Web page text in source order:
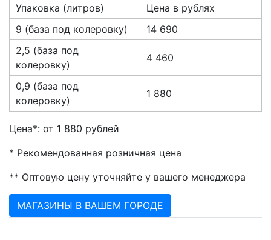
Упаковка (литров)
Цена в рублях
9 (база под колеровку)
14 690
2,5 (база под
колеровку)
4 460
0,9 (база под
колеровку)
1 880
Цена*: от 1 880 рублей
* Рекомендованная розничная цена
** Оптовую цену уточняйте у вашего менеджера
МАГАЗИНЫ В ВАШЕМ ГОРОДЕ